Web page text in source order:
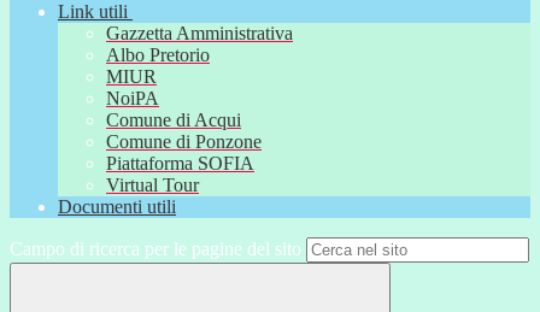
Link utili
Gazzetta Amministrativa
Albo Pretorio
MIUR
NoiPA
Comune di Acqui
Comune di Ponzone
Piattaforma SOFIA
Virtual Tour
Documenti utili
Campo di ricerca per le pagine del sito